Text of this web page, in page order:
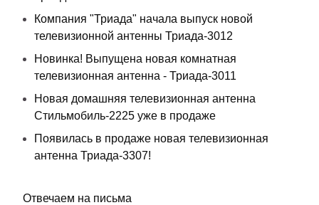
Компания "Триада" начала выпуск новой
телевизионной антенны Триада-3012
Новинка! Выпущена новая комнатная
телевизионная антенна - Триада-3011
Новая домашняя телевизионная антенна
Стильмобиль-2225 уже в продаже
Появилась в продаже новая телевизионная
антенна Триада-3307!
Отвечаем на письма